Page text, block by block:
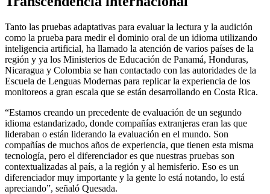
Tanto las pruebas adaptativas para evaluar la lectura y la audición
como la prueba para medir el dominio oral de un idioma utilizando
inteligencia artificial, ha llamado la atención de varios países de la
región y ya los Ministerios de Educación de Panamá, Honduras,
Nicaragua y Colombia se han contactado con las autoridades de la
Escuela de Lenguas Modernas para replicar la experiencia de los
monitoreos a gran escala que se están desarrollando en Costa Rica.
“Estamos creando un precedente de evaluación de un segundo
idioma estandarizado, donde compañías extranjeras eran las que
lideraban o están liderando la evaluación en el mundo. Son
compañías de muchos años de experiencia, que tienen esta misma
tecnología, pero el diferenciador es que nuestras pruebas son
contextualizadas al país, a la región y al hemisferio. Eso es un
diferenciador muy importante y la gente lo está notando, lo está
apreciando”, señaló Quesada.